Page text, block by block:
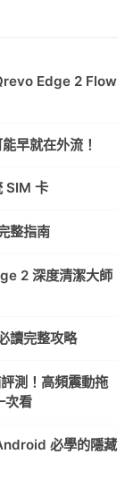
Edge 2 Flow
早就在外流！
SIM 卡
整指南
2 深度清潔大師
讀完整攻略
測！高頻震動拖
次看
必學的隱藏